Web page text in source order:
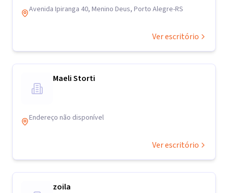
Avenida Ipiranga 40, Menino Deus, Porto Alegre-RS
Ver escritório
Maeli Storti
Endereço não disponível
Ver escritório
zoila